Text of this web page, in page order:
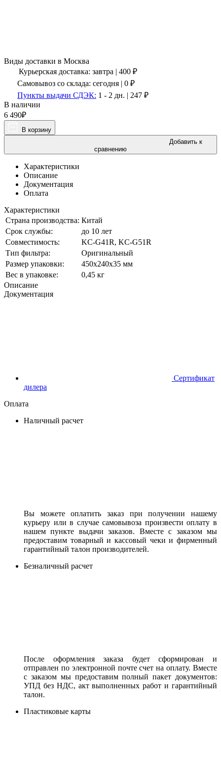
Виды доставки в Москва
Курьерская доставка: завтра | 400 ₽
Самовывоз со склада: сегодня | 0 ₽
Пункты выдачи СДЭК: 1 - 2 дн. | 247 ₽
В наличии
6 490₽
В корзину
Добавить к
сравнению
Характеристики
Описание
Документация
Оплата
Характеристики
Страна производства: Китай
Срок службы:
до 10 лет
Совместимость:
KC-G41R, KC-G51R
Тип фильтра:
Оригинальный
Размер упаковки:
450х240х35 мм
Вес в упаковке:
0,45 кг
Описание
Документация
Сертификат
дилера
Оплата
Наличный расчет
Вы можете оплатить заказ при получении нашему
курьеру или в случае самовывоза произвести оплату в
нашем пункте выдачи заказов. Вместе с заказом мы
предоставим товарный и кассовый чеки и фирменный
гарантийный талон производителей.
Безналичный расчет
После оформления заказа будет сформирован и
отправлен по электронной почте счет на оплату. Вместе
с заказом мы предоставим полный пакет документов:
УПД без НДС, акт выполненных работ и гарантийный
талон.
Пластиковые карты